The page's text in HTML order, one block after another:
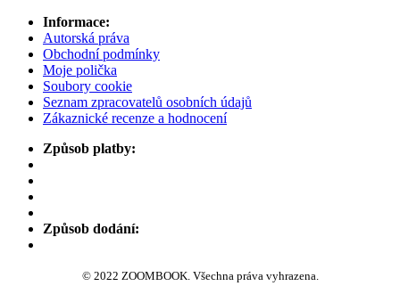
Informace:
Autorská práva
Obchodní podmínky
Moje polička
Soubory cookie
Seznam zpracovatelů osobních údajů
Zákaznické recenze a hodnocení
Způsob platby:
Způsob dodání:
© 2022 ZOOMBOOK. Všechna práva vyhrazena.